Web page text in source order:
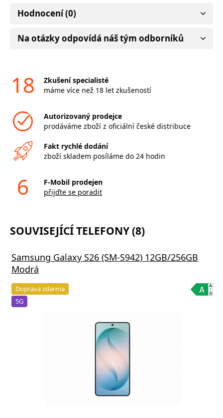
Hodnocení (0)
Na otázky odpovídá náš tým odborníků
18
Zkušení specialisté
máme více než 18 let zkušeností
Autorizovaný prodejce
prodáváme zboží z oficiální české distribuce
Fakt rychlé dodání
zboží skladem posíláme do 24 hodin
6
F-Mobil prodejen
přijďte se poradit
SOUVISEJÍCÍ TELEFONY (8)
Samsung Galaxy S26 (SM-S942) 12GB/256GB
Modrá
Doprava zdarma
5G